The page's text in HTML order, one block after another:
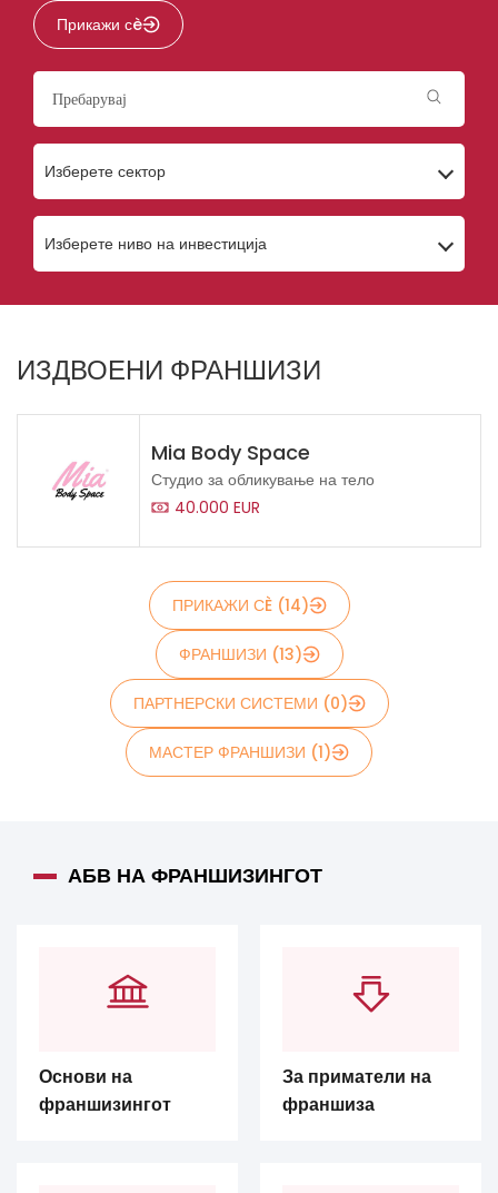
Прикажи сè
Изберете сектор
Изберете ниво на инвестиција
ИЗДВОЕНИ ФРАНШИЗИ
Mia Body Space
Студио за обликување на тело
40.000 EUR
ПРИКАЖИ СÈ (14)
ФРАНШИЗИ (13)
ПАРТНЕРСКИ СИСТЕМИ (0)
МАСТЕР ФРАНШИЗИ (1)
АБВ НА ФРАНШИЗИНГОТ
Основи на
франшизингот
За приматели на
франшиза